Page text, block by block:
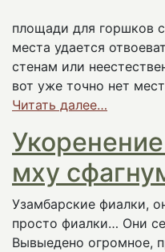
площади для горшков
места удается
стенам или
вот уже точно нет
Читать далее…
мху
Узамбарские фиалки,
просто фиалки… Они
Вывыедено огромное,